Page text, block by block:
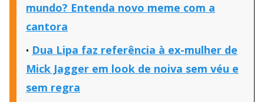
mundo? Entenda novo meme com a
cantora
Dua Lipa faz referência à ex-mulher de
Mick Jagger em look de noiva sem véu e
sem regra